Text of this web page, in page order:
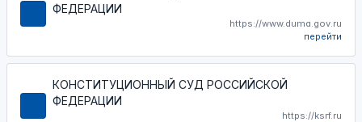
ФЕДЕРАЦИИ
https://www.duma.gov.ru
перейти
КОНСТИТУЦИОННЫЙ СУД РОССИЙСКОЙ
ФЕДЕРАЦИИ
https://ksrf.ru